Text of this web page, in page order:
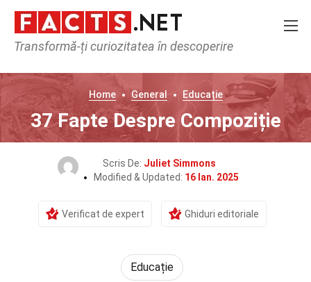
Transformă-ți curiozitatea în descoperire
Home General Educație
37 Fapte Despre Compoziție
Scris De: Juliet Simmons
Modified & Updated: 16 Ian. 2025
Verificat de expert Ghiduri editoriale
Educație